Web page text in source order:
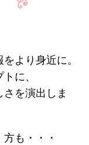
より身近に。
に、
を演出しま
も・・・